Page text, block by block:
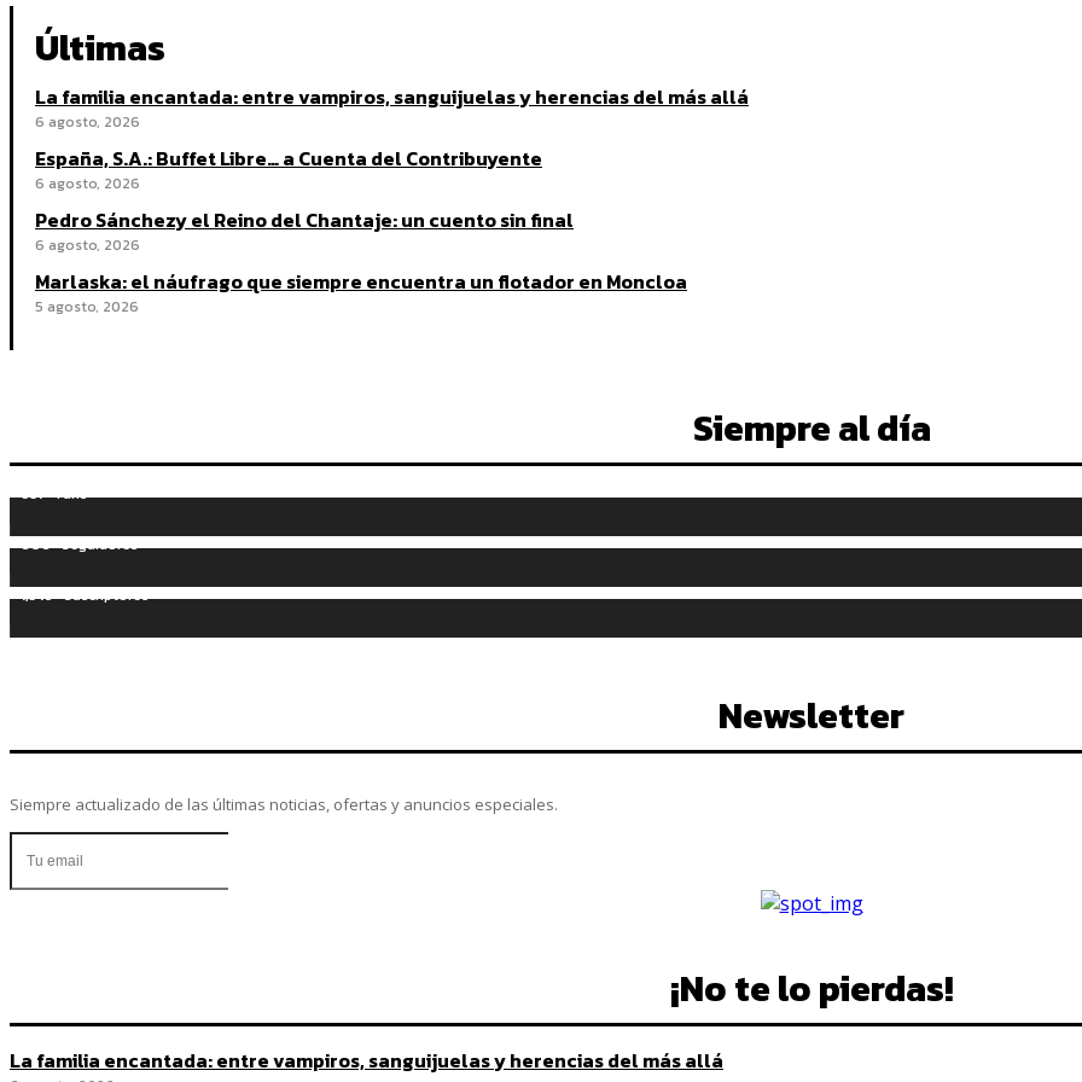
Últimas
La familia encantada: entre vampiros, sanguijuelas y herencias del más allá
6 agosto, 2026
España, S.A.: Buffet Libre… a Cuenta del Contribuyente
6 agosto, 2026
Pedro Sánchezy el Reino del Chantaje: un cuento sin final
6 agosto, 2026
Marlaska: el náufrago que siempre encuentra un flotador en Moncloa
5 agosto, 2026
Siempre al día
937 Fans
606 Seguidores
1,345 Suscriptores
Newsletter
Siempre actualizado de las últimas noticias, ofertas y anuncios especiales.
¡No te lo pierdas!
La familia encantada: entre vampiros, sanguijuelas y herencias del más allá